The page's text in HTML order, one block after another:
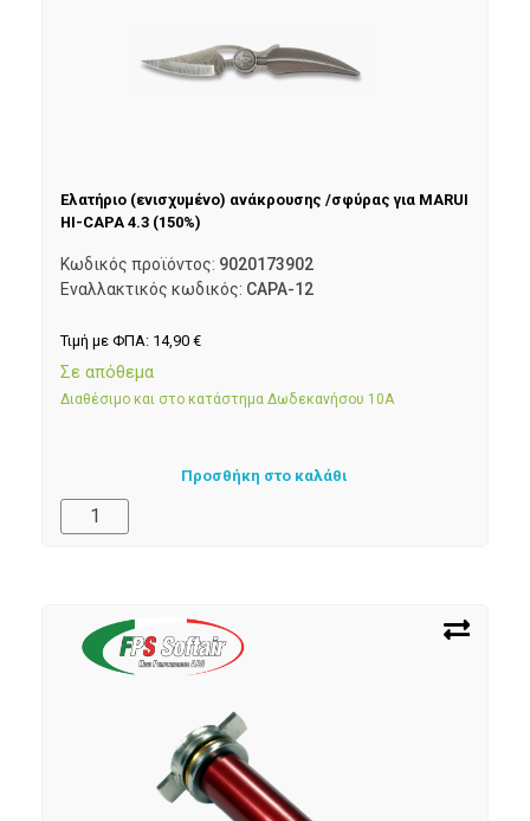
Ελατήριο (ενισχυμένο) ανάκρουσης /σφύρας για MARUI
HI-CAPA 4.3 (150%)
Κωδικός προϊόντος: 9020173902
Εναλλακτικός κωδικός: CAPA-12
Τιμή με ΦΠΑ: 14,90 €
Σε απόθεμα
Διαθέσιμο και στο κατάστημα Δωδεκανήσου 10Α
Προσθήκη στο καλάθι